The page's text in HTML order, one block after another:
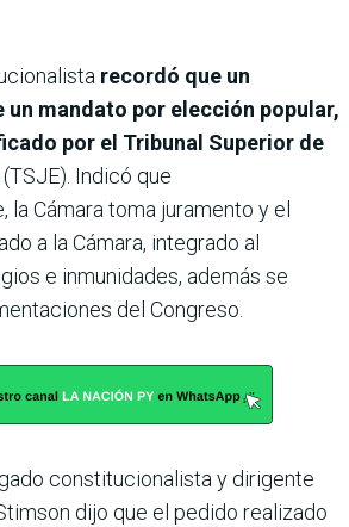
recordó que un
un mandato por elección popular,
por el Tribunal Superior de
(TSJE). Indicó que
Cámara toma juramento y el
a la Cámara, integrado al
e inmunidades, además se
del Congreso.
constitucionalista y dirigente
dijo que el pedido realizado